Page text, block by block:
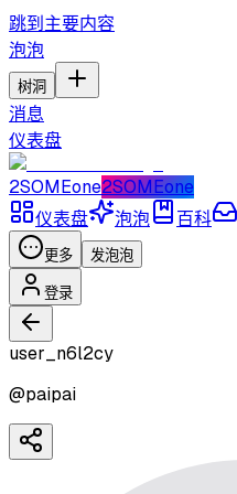
跳到主要内容
泡泡
树洞
消息
仪表盘
2SOMEone2SOMEone
仪表盘
泡泡 百科
更多 发泡泡
登录
user_n6l2cy
@paipai